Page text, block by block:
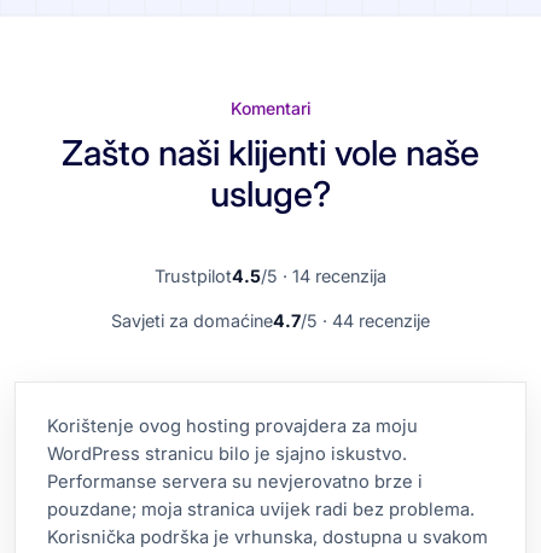
Komentari
Zašto naši klijenti vole naše
usluge?
Trustpilot4.5/5 · 14 recenzija
Savjeti za domaćine4.7/5 · 44 recenzije
Korištenje ovog hosting provajdera za moju
WordPress stranicu bilo je sjajno iskustvo.
Performanse servera su nevjerovatno brze i
pouzdane; moja stranica uvijek radi bez problema.
Korisnička podrška je vrhunska, dostupna u svakom